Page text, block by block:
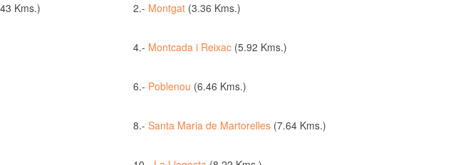
Kms.) 2.- Montgat (3.36 Kms.)
4.- Montcada i Reixac (5.92 Kms.)
6.- Poblenou (6.46 Kms.)
8.-Santa Maria de Martorelles (7.64 Kms.)